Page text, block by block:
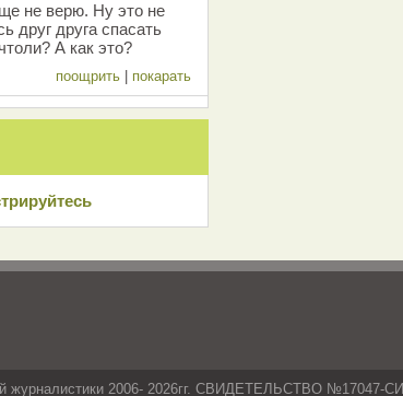
не верю. Ну это не
друг друга спасать
А как это?
поощрить покарать
журналистики 2006- 2026гг. СВИДЕТЕЛЬСТВО №17047-СИ